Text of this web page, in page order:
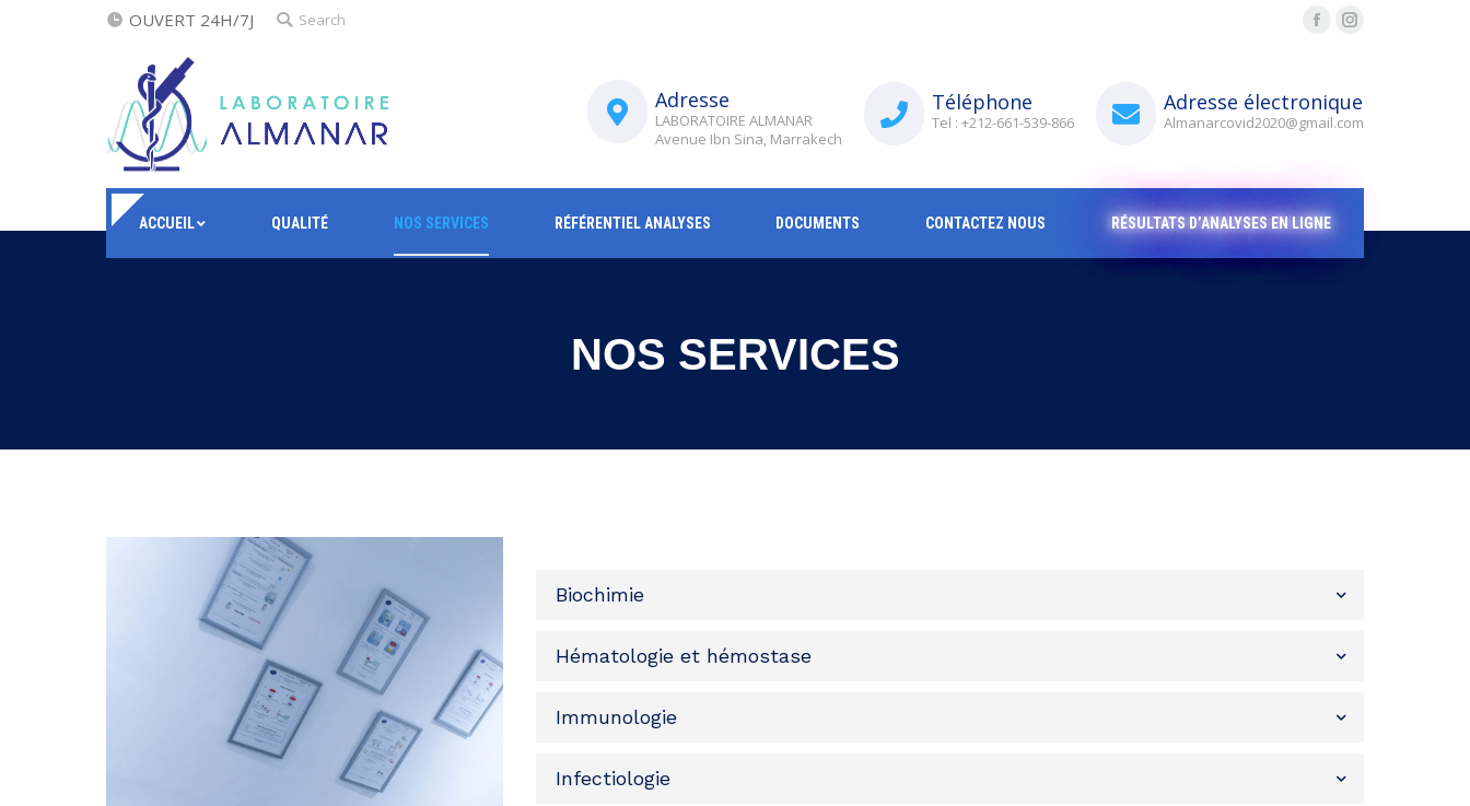
OUVERT 24H/7J Search:Search FacebookInstagram
Adresse
LABORATOIRE ALMANAR
Avenue Ibn Sina, Marrakech
Téléphone
Tel : +212-661-539-866
Adresse électronique
Almanarcovid2020@gmail.com
ACCUEIL QUALITÉ NOS SERVICES RÉFÉRENTIEL ANALYSES DOCUMENTS CONTACTEZ NOUS RÉSULTATS D’ANALYSES EN LIGNE
NOS SERVICES
Biochimie
Hématologie et hémostase
Immunologie
Infectiologie